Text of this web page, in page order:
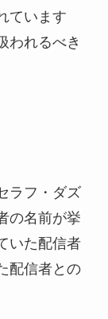
ています
われるべき
ラフ・ダズ
の名前が挙
いた配信者
配信者との